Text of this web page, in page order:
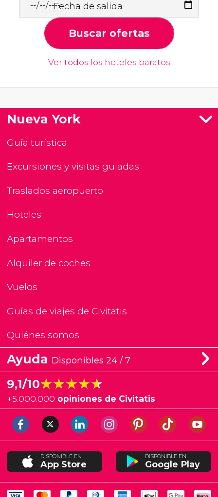
Fecha de salida
Buscar ofertas
Ver todos los hoteles baratos
Nueva York
Guía turística
Excursiones y visitas guiadas
Traslados aeropuerto
Hoteles
Apartamentos
Alquiler de coches
Vuelos
Guías de viajes de Civitatis
Quiénes somos
Ayuda Disponibles 24 / 7
9,1/10★★★★★
★★★★★
+5.000.000 opiniones de Civitatis
DISPONIBLE EN
App Store
DISPONIBLE EN
Google Play